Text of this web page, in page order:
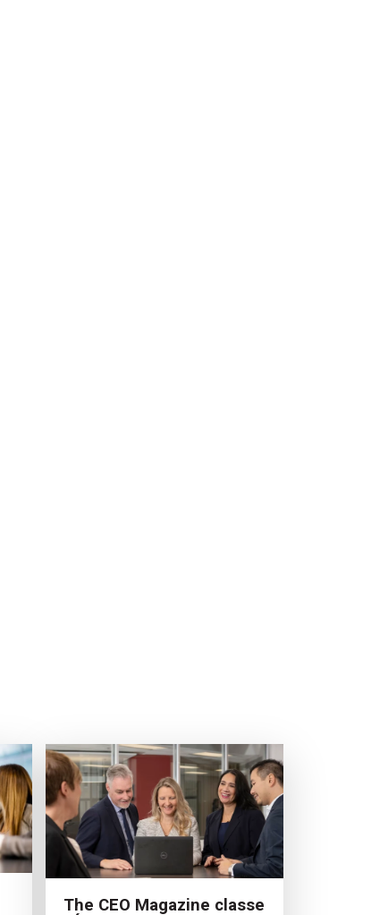
The CEO Magazine classe